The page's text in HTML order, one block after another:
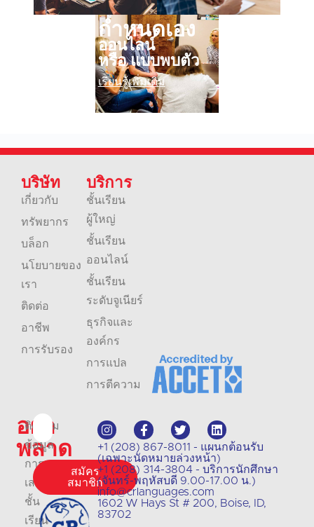
กำหนดเอง
ออนไลน์
หรือ แบบพบตัว
เรียนรู้เพิ่มเติม
อย่า
พลาด
ติดตาม
ข้อมูล
การ
เสนอ
ชั้น
เรียน
สมัคร
สมาชิก
+1 (208) 867-8011 - แผนกต้อนรับ
(เฉพาะนัดหมายล่วงหน้า)
+1 (208) 314-3804 - บริการนักศึกษา
(จันทร์-พฤหัสบดี 9.00-17.00 น.)
info@crlanguages.com
1602 W Hays St # 200, Boise, ID,
83702
บริษัท
เกี่ยวกับ
ทรัพยากร
บล็อก
นโยบายของ
เรา
ติดต่อ
อาชีพ
การรับรอง
บริการ
ชั้นเรียน
ผู้ใหญ่
ชั้นเรียน
ออนไลน์
ชั้นเรียน
ระดับจูเนียร์
ธุรกิจและ
องค์กร
การแปล
การตีความ